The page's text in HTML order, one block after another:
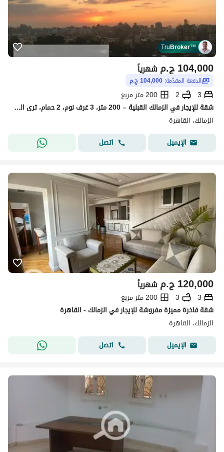
TruBroker™
ج.م104,000 شهرياً
الدفعة المقدّمة: 104,000 ج.م
3
2
200 متر مربع
شقة للإيجار في الزمالك القبلية – 200 متر، 3 غرف نوم، 2 حمام، ترى النيل وحديقة الأسماك
الزمالك، القاهرة
الإيميل
اتصل
ج.م120,000 شهرياً
3
3
200 متر مربع
شقة فاخرة مميزة مفروشة للإيجار في الزمالك - القاهرة
الزمالك، القاهرة
الإيميل
اتصل